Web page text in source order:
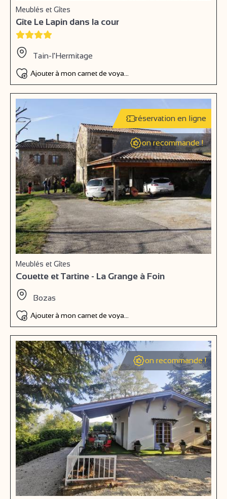
Meublés et Gîtes
Gîte Le Lapin dans la cour
Tain-l'Hermitage
Ajouter à mon carnet de voyage
réservation en ligne
on recommande !
Meublés et Gîtes
Couette et Tartine - La Grange à Foin
Bozas
Ajouter à mon carnet de voyage
on recommande !